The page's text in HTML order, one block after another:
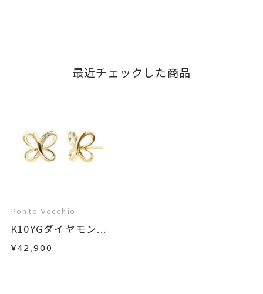
最近チェックした商品
Ponte Vecchio
K10YGダイヤモン...
¥42,900